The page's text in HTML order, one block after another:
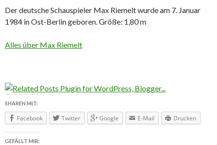
Der deutsche Schauspieler Max Riemelt wurde am 7. Januar
1984 in Ost-Berlin geboren. Größe: 1,80 m
Alles über Max Riemelt
SHAREN MIT:
Facebook Twitter Google E-Mail Drucken
GEFÄLLT MIR: